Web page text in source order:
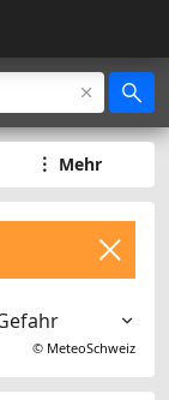
Mehr
© MeteoSchweiz